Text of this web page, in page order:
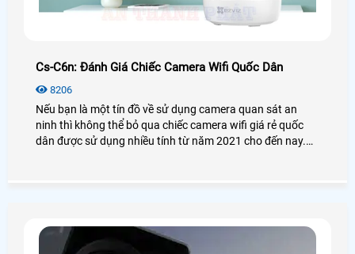
Cs-C6n: Đánh Giá Chiếc Camera Wifi Quốc Dân
8206
Nếu bạn là một tín đồ về sử dụng camera quan sát an
ninh thì không thể bỏ qua chiếc camera wifi giá rẻ quốc
dân được sử dụng nhiều tính từ năm 2021 cho đến nay.